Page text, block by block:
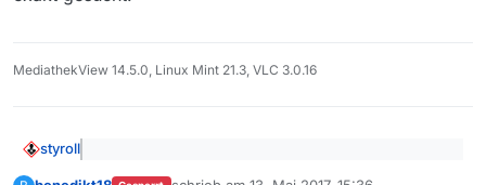
MediathekView 14.5.0, Linux Mint 21.3, VLC 3.0.16
styroll